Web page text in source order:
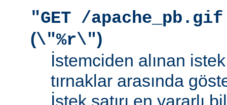
"GET /
(\"%r\")
İstemciden alınan istek
tırnaklar arasında